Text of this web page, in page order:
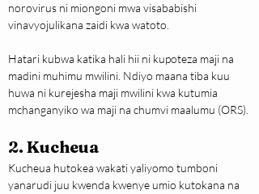
norovirus ni miongoni mwa visababishi
vinavyojulikana zaidi kwa watoto.
Hatari kubwa katika hali hii ni kupoteza maji na
madini muhimu mwilini. Ndiyo maana tiba kuu
huwa ni kurejesha maji mwilini kwa kutumia
mchanganyiko wa maji na chumvi maalumu (ORS).
2. Kucheua
Kucheua hutokea wakati yaliyomo tumboni
yanarudi juu kwenda kwenye umio kutokana na